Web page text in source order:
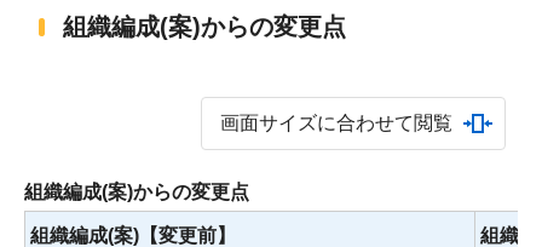
組織編成(案)からの変更点
画面サイズに合わせて閲覧
組織編成(案)からの変更点
組織編成(案)【変更前】 組織